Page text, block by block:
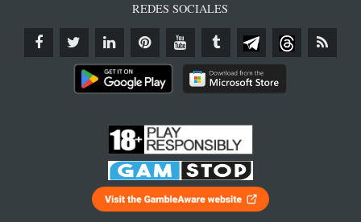
REDES SOCIALES